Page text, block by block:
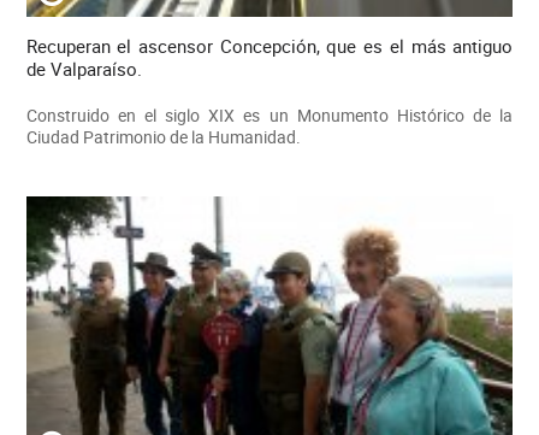
Recuperan el ascensor Concepción, que es el más antiguo
de Valparaíso.
Construido en el siglo XIX es un Monumento Histórico de la
Ciudad Patrimonio de la Humanidad.